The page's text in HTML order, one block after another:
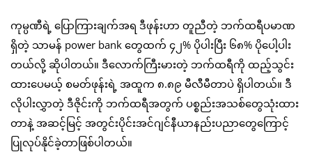
ကုမ္ပဏီရဲ့ ပြောကြားချက်အရ ဒီဖုန်းဟာ တူညီတဲ့ ဘက်ထရီပမာဏ
ရှိတဲ့ သာမန် power bank တွေထက် ၄၂% ပိုပါးပြီး ၆၈% ပိုပေါ့ပါး
တယ်လို့ ဆိုပါတယ်။ ဒီလောက်ကြီးမားတဲ့ ဘက်ထရီကို ထည့်သွင်း
ထားပေမယ့် စမတ်ဖုန်းရဲ့ အထူက ၈.၈၉ မီလီမီတာပဲ ရှိပါတယ်။ ဒီ
လိုပါးလွှာတဲ့ ဒီဇိုင်းကို ဘက်ထရီအတွက် ပစ္စည်းအသစ်တွေသုံးထား
တာနဲ့ အဆင့်မြင့် အတွင်းပိုင်းအင်ဂျင်နီယာနည်းပညာတွေကြောင့်
ပြုလုပ်နိုင်ခဲ့တာဖြစ်ပါတယ်။